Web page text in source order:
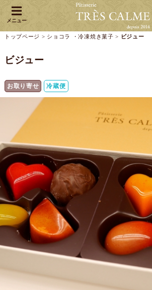
メニュー
トップページ > ショコラ ・冷凍焼き菓子 > ビジュー
ビジュー
お取り寄せ 冷蔵便